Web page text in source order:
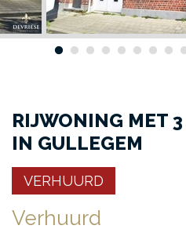
RIJWONING MET
IN GULLEGEM
VERHUURD
Verhuurd